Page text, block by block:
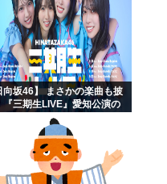
人格の象徴」明記、法...
向坂46】 まさかの楽曲も披
『三期生LIVE』愛知公演の